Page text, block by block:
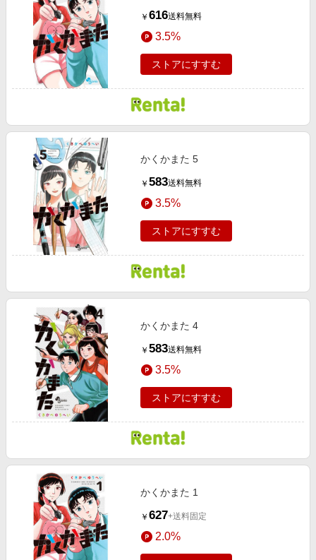
￥ 616送料無料
3.5%
ストアにすすむ
かくかまた 5
￥ 583送料無料
3.5%
ストアにすすむ
かくかまた 4
￥ 583送料無料
3.5%
ストアにすすむ
かくかまた 1
￥ 627+送料固定
2.0%